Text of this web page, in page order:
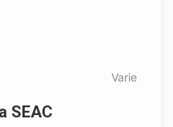
Varie
SEAC